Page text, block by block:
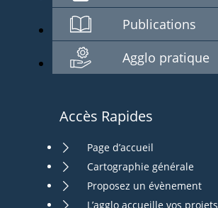
Publications
Agglo pratique
Accès Rapides
Page d’accueil
Cartographie générale
Proposez un évènement
L’agglo accueille vos projets